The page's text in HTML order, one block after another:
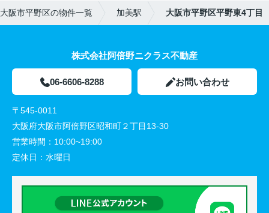
大阪市平野区の物件一覧 加美駅 大阪市平野区平野東4丁目
株式会社阿倍野ニクラス不動産
06-6606-8288 お問い合わせ
〒545-0011
大阪府大阪市阿倍野区昭和町２丁目13-30
営業時間： 10:00~19:00
定休日： 水曜日